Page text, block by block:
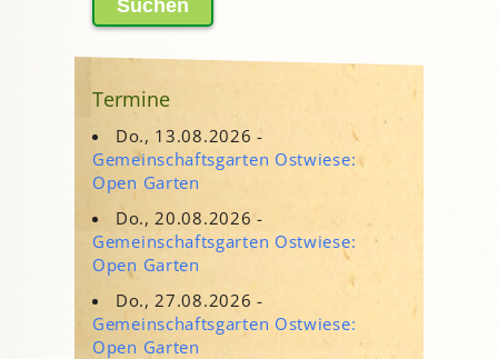
Termine
Do., 13.08.2026 -
Gemeinschaftsgarten Ostwiese:
Open Garten
Do., 20.08.2026 -
Gemeinschaftsgarten Ostwiese:
Open Garten
Do., 27.08.2026 -
Gemeinschaftsgarten Ostwiese:
Open Garten